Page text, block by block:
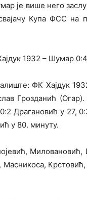
је више него
Купа ФСС на
1932 – Шумар
ФК Хајдук
Грозданић
Драгановић у 27,
у 80. минуту.
Миловановић,
Крстовић,